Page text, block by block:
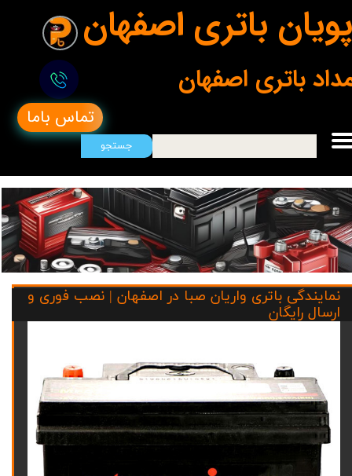
پویان باتری اصفهان
تماس باما
جستجو
باتری اصفهان
نمایندگی باتری واریان صبا در اصفهان | نصب فوری و
ارسال رایگان